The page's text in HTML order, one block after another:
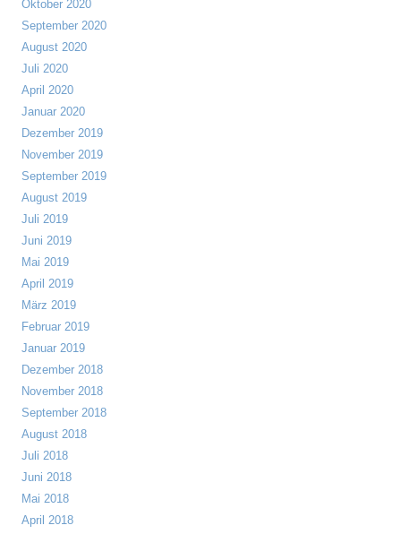
Oktober 2020
September 2020
August 2020
Juli 2020
April 2020
Januar 2020
Dezember 2019
November 2019
September 2019
August 2019
Juli 2019
Juni 2019
Mai 2019
April 2019
März 2019
Februar 2019
Januar 2019
Dezember 2018
November 2018
September 2018
August 2018
Juli 2018
Juni 2018
Mai 2018
April 2018